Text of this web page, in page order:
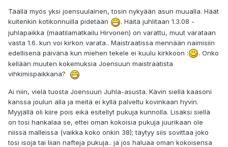
Täällä myös yksi joensuulainen, tosin nykyään asun muualla. Häät
kuitenkin kotikonnuilla pidetään
. Häitä juhlitaan 1.3.08 -
juhlapaikka (maatilamatkailu Hirvonen) on varattu, muut varataan
vasta 1.6. kun voi kirkon varata.. Maistraatissa mennään naimisiin
edellisenä päivänä kun miehen tekele ei kuulu kirkkoon :
. Onko
kellään muuten kokemuksia Joensuun maistraatista
vihkimispaikkana?
Ai niin, vielä tuosta Joensuun Juhla-asusta. Kävin siellä kaasoni
kanssa joulun alla ja meitä ei kyllä palveltu kovinkaan hyvin.
Myyjällä oli kiire pois eikä esitellyt pukuja kunnolla. Lisäksi siellä
on tosi hankalaa se, ettei oman kokoisia pukuja juurikaan ole
niissä malleissa (vaikka koko onkin 38); täytyy siis sovittaa joko
tosi isoja tai liian nafteja pukuja.. ja jos haluaa oman kokoisensa